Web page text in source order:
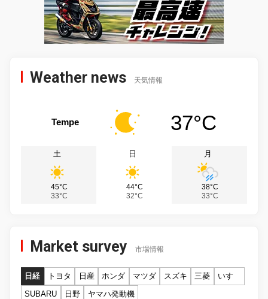
Weather news 天気情報
Tempe 37°C
土
45°C
33°C
日
44°C
32°C
月
38°C
33°C
Market survey 市場情報
日経 トヨタ 日産 ホンダ マツダ スズキ 三菱
いすゞ
SUBARU
日野 ヤマハ発動機